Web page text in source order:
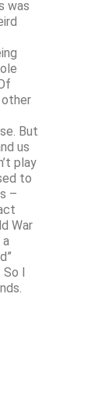
was
But
us
play
to
–
War
a
I